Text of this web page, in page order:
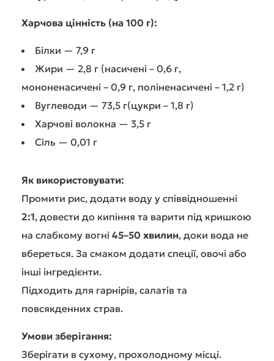
Харчова цінність (на 100 г):
Білки — 7,9 г
Жири — 2,8 г (насичені – 0,6 г,
мононенасичені – 0,9 г, поліненасичені – 1,2 г)
Вуглеводи — 73,5 г(цукри – 1,8 г)
Харчові волокна — 3,5 г
Сіль — 0,01 г
Як використовувати:
Промити рис, додати воду у співвідношенні
2:1, довести до кипіння та варити під кришкою
на слабкому вогні 45–50 хвилин, доки вода не
вбереться. За смаком додати спеції, овочі або
інші інгредієнти.
Підходить для гарнірів, салатів та
повсякденних страв.
Умови зберігання:
Зберігати в сухому, прохолодному місці.